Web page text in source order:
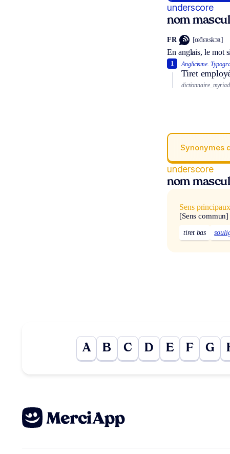
underscore
nom
FR [œ̃dɛʀskɔʀ]
En anglais, le mot
Anglicisme.
Tiret
1
Synonymes
underscore
nom
Sens principaux
[Sens commun]
tiret bas
A B C D E F G